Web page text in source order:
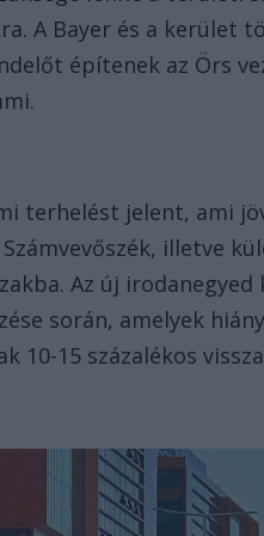
A Bayer és a kerület
építenek az Örs
terhelést jelent, ami
illetve
Az új irodanegyed
során, amelyek
15 százalékos